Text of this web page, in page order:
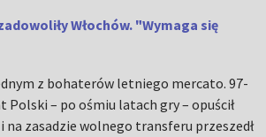
Włochów. "Wymaga się
z bohaterów letniego mercato. 97-
– po ośmiu latach gry – opuścił
i na zasadzie wolnego transferu przeszedł